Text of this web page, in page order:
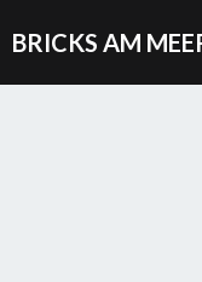
BRICKS AM